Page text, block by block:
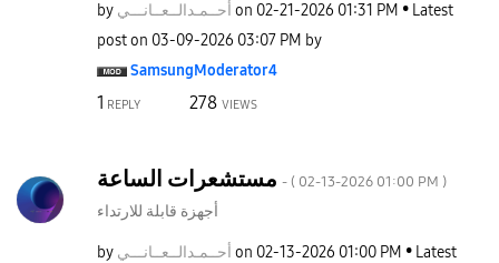
by أحــمـدالــعــانـــي on ‎02-21-2026 01:31 PM
Latest
post on ‎03-09-2026 03:07 PM by
SamsungModerator4
1 REPLY 278 VIEWS
- ( ‎02-13-2026 01:00 PM )
أجهزة قابلة للارتداء
by أحــمـدالــعــانـــي on ‎02-13-2026 01:00 PM
Latest